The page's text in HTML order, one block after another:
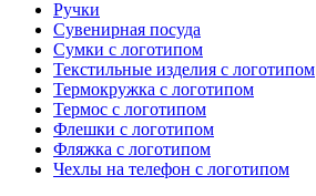
Ручки
Сувенирная посуда
Сумки с логотипом
Текстильные изделия с логотипом
Термокружка с логотипом
Термос с логотипом
Флешки с логотипом
Фляжка с логотипом
Чехлы на телефон с логотипом